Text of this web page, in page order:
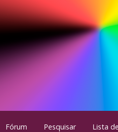
Fórum Pesquisar Lista